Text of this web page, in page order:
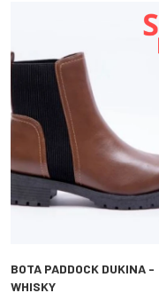
BOTA PADDOCK DUKINA -
WHISKY